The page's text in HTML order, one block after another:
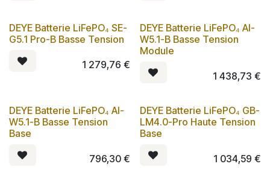
DEYE Batterie LiFePO₄ SE-
G5.1 Pro-B Basse Tension
1 279,76 €
DEYE Batterie LiFePO₄ AI-
W5.1-B Basse Tension
Module
1 438,73 €
DEYE Batterie LiFePO₄ AI-
W5.1-B Basse Tension
Base
796,30€
DEYE Batterie LiFePO₄ GB-
LM4.0-Pro Haute Tension
Base
1 034,59 €